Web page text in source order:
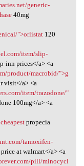
generic-
40mg
">orlistat120
item/slip-
inn prices</a> <a
product/macrobid/">g
visit</a> <a
item/trazodone/"
100mg</a> <a
propecia
tamoxifen-
price at walmart</a> <a
pill/minocycl